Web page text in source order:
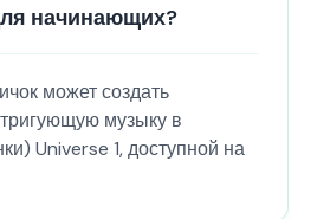
начинающих?
может создать
музыку в
Universe 1, доступной на